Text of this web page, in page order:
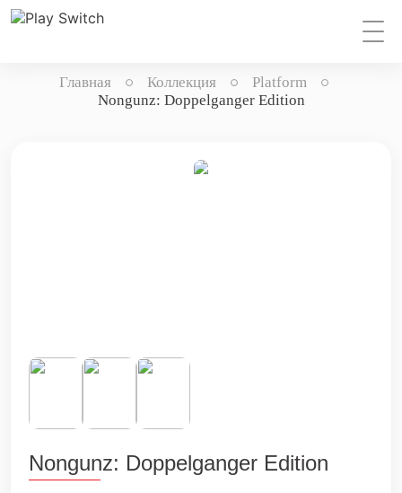
Главная Коллекция
Platform
Nongunz: Doppelganger Edition
Nongunz: Doppelganger Edition